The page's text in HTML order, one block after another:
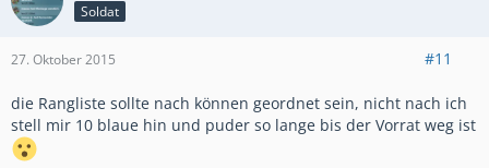
Soldat
27. Oktober 2015 #11
die Rangliste sollte nach können geordnet sein, nicht nach ich
stell mir 10 blaue hin und puder so lange bis der Vorrat weg ist